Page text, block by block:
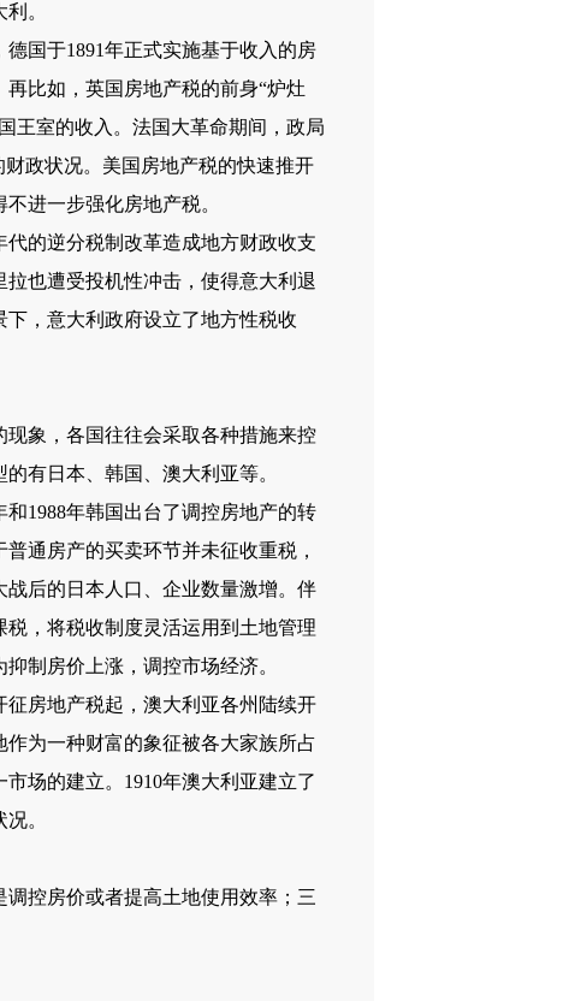
。
国于1891年正式实施基于收入的房
比如，英国房地产税的前身“炉灶
王室的收入。 法国大革命期间，政局
政状况。 美国房地产税的快速推开
进一步强化房地产税。
的逆分税制改革造成地方财政收支
也遭受投机性冲击，使得意大利退
，意大利政府设立了地方性税收
象，各国往往会采取各种措施来控
有日本、韩国、澳大利亚等。
1988年韩国出台了调控房地产的转
通房产的买卖环节并未征收重税，
后的日本人口、企业数量激增。伴
，将税收制度灵活运用到土地管理
制房价上涨，调控市场经济。
房地产税起，澳大利亚各州陆续开
为一种财富的象征被各大家族所占
场的建立。1910年澳大利亚建立了
。
控房价或者提高土地使用效率；三